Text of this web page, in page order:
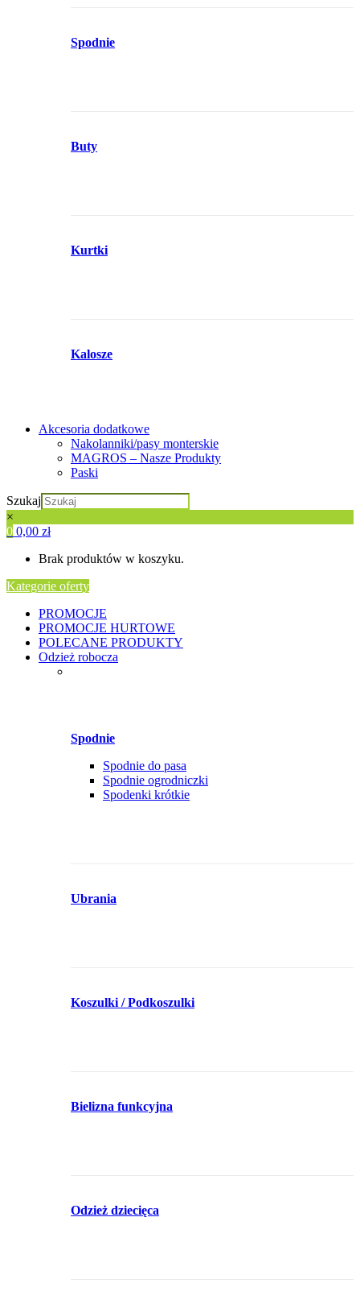
Spodnie
Buty
Kurtki
Kalosze
Akcesoria dodatkowe
Nakolanniki/pasy monterskie
MAGROS – Nasze Produkty
Paski
Szukaj
×
0 0,00 zł
Brak produktów w koszyku.
Kategorie oferty
PROMOCJE
PROMOCJE HURTOWE
POLECANE PRODUKTY
Odzież robocza
Spodnie
Spodnie do pasa
Spodnie ogrodniczki
Spodenki krótkie
Ubrania
Koszulki / Podkoszulki
Bielizna funkcyjna
Odzież dziecięca